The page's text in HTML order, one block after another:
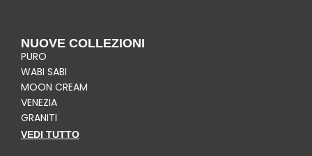
NUOVE COLLEZIONI
PURO
WABI SABI
MOON CREAM
VENEZIA
GRANITI
VEDI TUTTO